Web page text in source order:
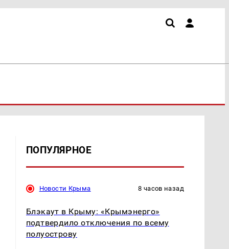
ПОПУЛЯРНОЕ
Новости Крыма 8 часов назад
Блэкаут в Крыму: «Крымэнерго»
подтвердило отключения по всему
полуострову